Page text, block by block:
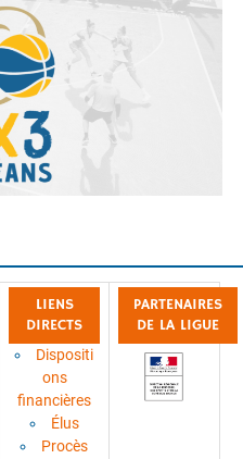
LIENS
DIRECTS
Dispositi
ons
financières
Élus
Procès
PARTENAIRES
DE LA LIGUE